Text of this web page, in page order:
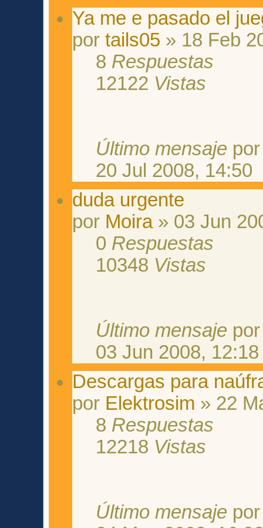
Ya me e pasado el
portails05 » 18 Feb
8 Respuestas
12122 Vistas
Último mensaje
20 Jul 2008, 14:50
duda urgente
por Moira» 03 Jun
0 Respuestas
10348 Vistas
Último mensaje
03 Jun 2008, 12:18
Descargas para
por Elektrosim » 22
8 Respuestas
12218 Vistas
Último mensaje